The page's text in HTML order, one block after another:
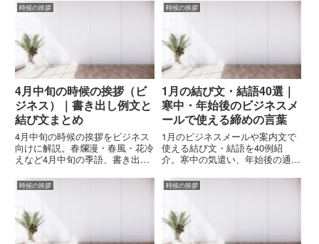
書で使える実践的なテンプレート
どで使える丁寧な文章例を紹介し
ます。
時候の挨拶
4月中旬の時候の挨拶（ビ
ジネス）｜書き出し例文と
結び文まとめ
4月中旬の時候の挨拶をビジネス
向けに解説。春爛漫・春風・花冷
えなど4月中旬の季語、書き出し
た。ビジネスメールや手紙でその
まま使える例文付き。
時候の挨拶
1月の結び文・結語40選｜
寒中・年始後のビジネスメ
ールで使える締めの言葉
1月のビジネスメールや案内文で
使える結び文・結語を40例紹
介。寒中の気遣い、年始後の通常
めの言葉とNG表現をわかりやす
く解説します。
時候の挨拶 時候の挨拶